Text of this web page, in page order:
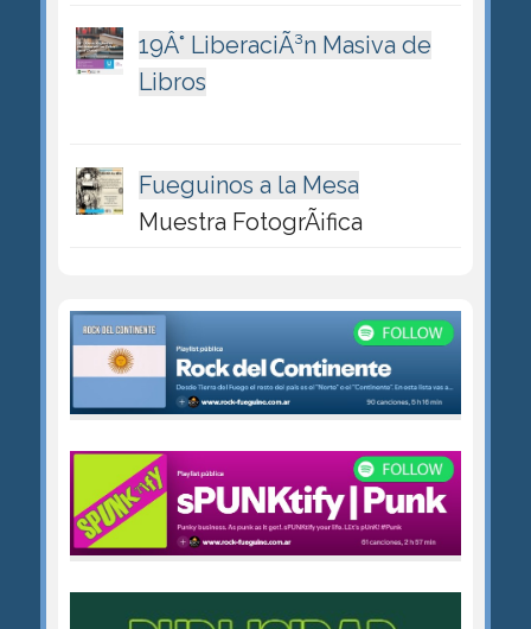
19Â° LiberaciÃ³n Masiva de
Libros
Fueguinos a la Mesa
Muestra FotogrÃ¡fica